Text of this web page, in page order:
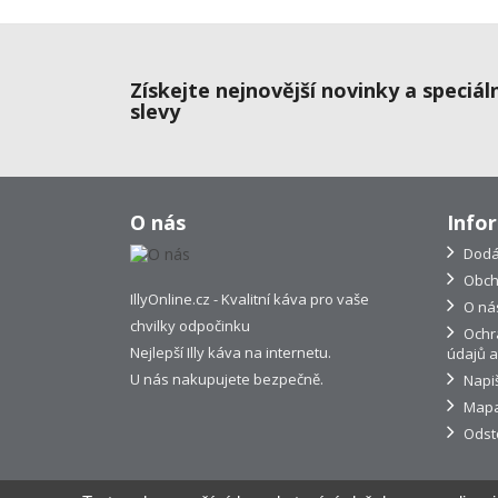
Získejte nejnovější novinky a
slevy
O nás
IllyOnline.cz - Kvalitní káva pro vaše
chvilky odpočinku
Nejlepší Illy káva na internetu.
U nás nakupujete bezpečně.
O
údajů